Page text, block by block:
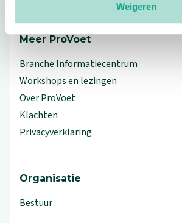
Weigeren
Meer ProVoet
Branche Informatiecentrum
Workshops en lezingen
Over ProVoet
Klachten
Privacyverklaring
Organisatie
Bestuur